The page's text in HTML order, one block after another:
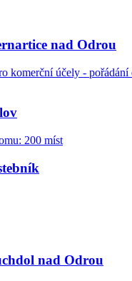
nad Odrou
komerční účely - pořádání
200 míst
nad Odrou